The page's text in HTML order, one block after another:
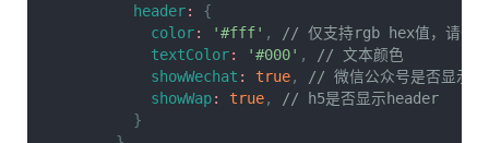
header:
{
color: '#fff' ,
// 仅支持rgb hex值，请勿使
textColor: '#000' ,
// 文本颜色
showWechat : true,
// 微信公众号是否显示
showWap: true,
// h5是否显示header
}